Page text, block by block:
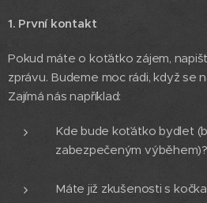
1. První kontakt
Pokud máte o koťátko zájem,
zprávu. Budeme moc rádi, když se
Zajímá nás například:
Kde bude koťátko bydlet
zabezpečeným výběhem)?
Máte již zkušenosti s